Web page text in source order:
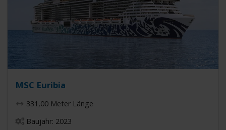
MSC Euribia
331,00 Meter Länge
Baujahr: 2023